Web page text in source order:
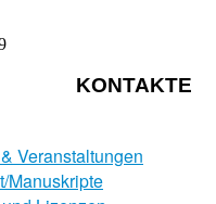
KONTAKTE
Veranstaltungen
Manuskripte